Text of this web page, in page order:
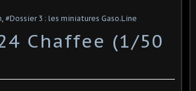
, #Dossier 3 : les miniatures Gaso.Line
Chaffee (1/50